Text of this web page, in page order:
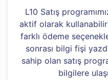
L10 Satış
aktif olarak
farklı ödeme
sonrası bilgi fişi
sahip olan satış
bilgilere